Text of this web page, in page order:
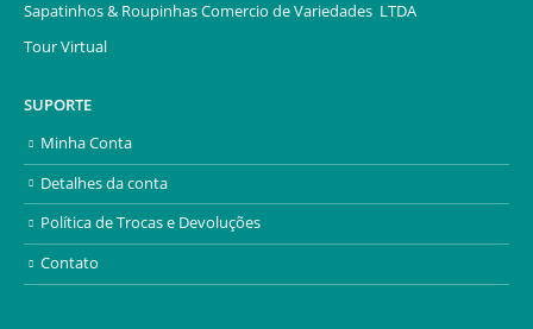
Sapatinhos & Roupinhas Comercio de Variedades LTDA
Tour Virtual
SUPORTE
Minha Conta
Detalhes da conta
Política de Trocas e Devoluções
Contato